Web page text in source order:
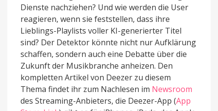
Dienste nachziehen? Und wie werden die User
reagieren, wenn sie feststellen, dass ihre
Lieblings-Playlists voller KI-generierter Titel
sind? Der Detektor könnte nicht nur Aufklärung
schaffen, sondern auch eine Debatte über die
Zukunft der Musikbranche anheizen. Den
kompletten Artikel von Deezer zu diesem
Thema findet ihr zum Nachlesen im Newsroom
des Streaming-Anbieters, die Deezer-App (App